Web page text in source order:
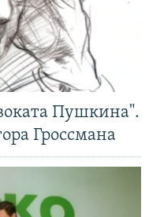
Пушкина".
Гроссмана